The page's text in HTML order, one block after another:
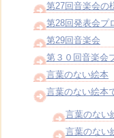
第27回音楽会の
第28回発表会プ
第29回音楽会
第３０回音楽会
言葉のない絵本
言葉のない絵本
言葉のない
言葉のない